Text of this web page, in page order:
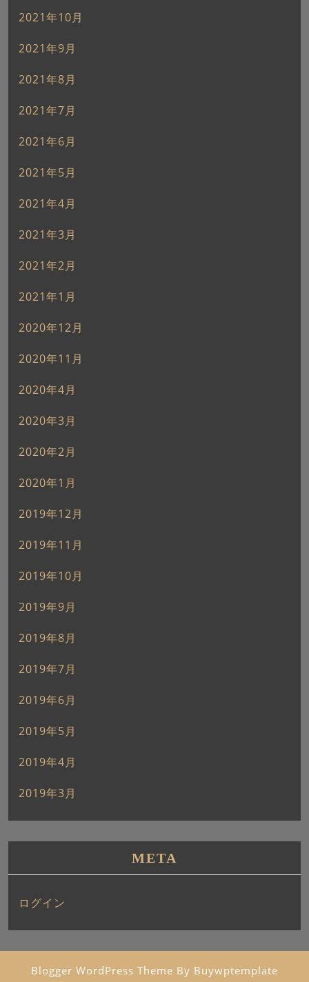
2021年10月
2021年9月
2021年8月
2021年7月
2021年6月
2021年5月
2021年4月
2021年3月
2021年2月
2021年1月
2020年12月
2020年11月
2020年4月
2020年3月
2020年2月
2020年1月
2019年12月
2019年11月
2019年10月
2019年9月
2019年8月
2019年7月
2019年6月
2019年5月
2019年4月
2019年3月
META
ログイン
Blogger WordPress Theme By Buywptemplate